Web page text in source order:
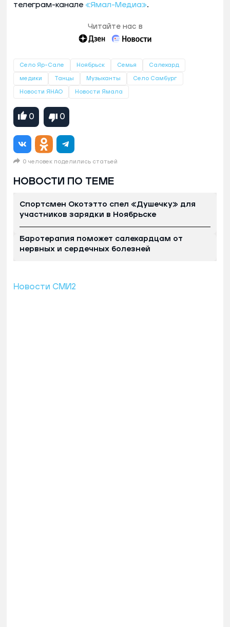
телеграм-канале «Ямал-Медиа».
Читайте нас в
Село Яр-Сале Ноябрьск Семья Салехард
медики Танцы Музыканты Село Самбург
Новости ЯНАО Новости Ямала
0 0
0 человек поделились статьей
НОВОСТИ ПО ТЕМЕ
Спортсмен Окотэтто спел «Душечку» для
участников зарядки в Ноябрьске
Баротерапия поможет салехардцам от
нервных и сердечных болезней
Новости СМИ2